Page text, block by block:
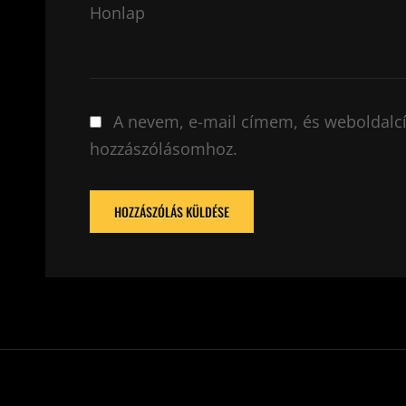
Honlap
A nevem, e-mail címem, és
hozzászólásomhoz.